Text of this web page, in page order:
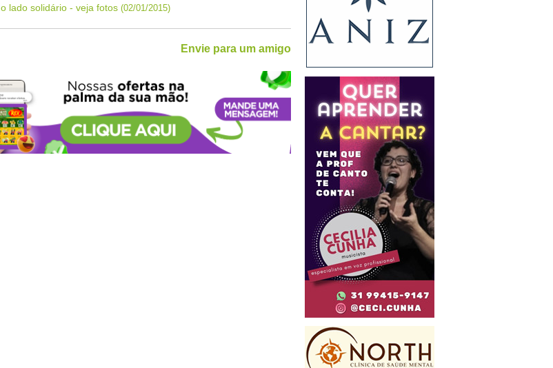
lado solidário - veja fotos (02/01/2015)
Envie para um amigo